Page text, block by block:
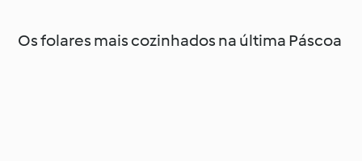
Os folares mais cozinhados na última Páscoa